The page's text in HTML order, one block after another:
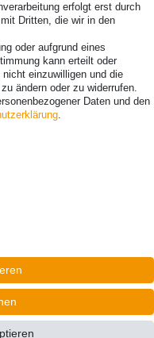
vorbehalten.
siehe Artikeldetail | *Gilt für
erfolgt erst durch
Dritten, die wir in den
oder aufgrund eines
kann erteilt oder
einzuwilligen und die
ändern oder zu widerrufen.
Daten und den
.